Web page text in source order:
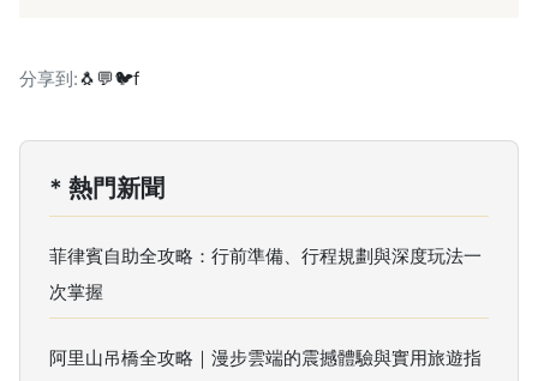
分享到:🐧💬🐦f
* 熱門新聞
菲律賓自助全攻略：行前準備、行程規劃與深度玩法一
次掌握
阿里山吊橋全攻略｜漫步雲端的震撼體驗與實用旅遊指